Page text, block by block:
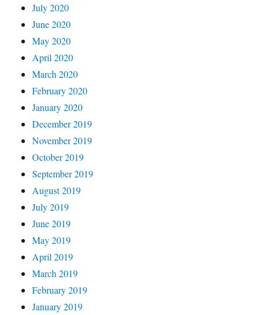
July 2020
June 2020
May 2020
April 2020
March 2020
February 2020
January 2020
December 2019
November 2019
October 2019
September 2019
August 2019
July 2019
June 2019
May 2019
April 2019
March 2019
February 2019
January 2019